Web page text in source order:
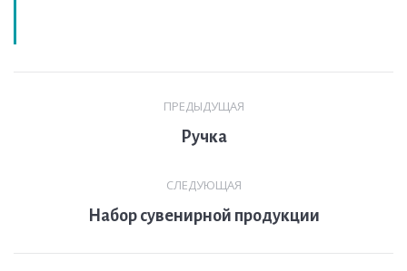
ПРЕДЫДУЩАЯ
Предыдущая
Ручка
СЛЕДУЮЩАЯ
След.
Набор сувенирной продукции